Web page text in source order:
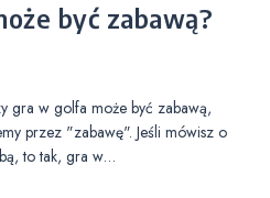
być zabawą?
gra w golfa może być zabawą,
przez "zabawę". Jeśli mówisz o
to tak, gra w…